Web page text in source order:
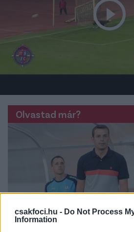
csakfoci.hu - Do Not Process
Information
Olvastad már?